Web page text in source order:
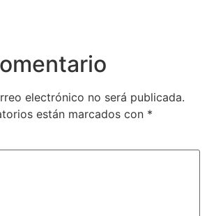
electrónico no será publicada.
están marcados con *